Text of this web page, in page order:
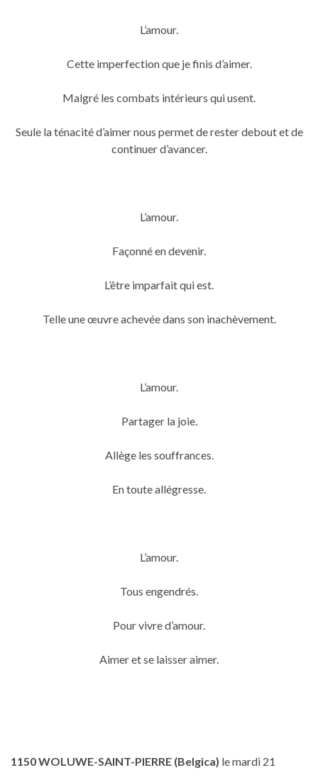
L’amour.
Cette imperfection que je finis d’aimer.
Malgré les combats intérieurs qui usent.
Seule la ténacité d’aimer nous permet de rester debout et de
continuer d’avancer.
L’amour.
Façonné en devenir.
L’être imparfait qui est.
Telle une œuvre achevée dans son inachèvement.
L’amour.
Partager la joie.
Allège les souffrances.
En toute allégresse.
L’amour.
Tous engendrés.
Pour vivre d’amour.
Aimer et se laisser aimer.
1150 WOLUWE-SAINT-PIERRE (Belgica) le mardi 21